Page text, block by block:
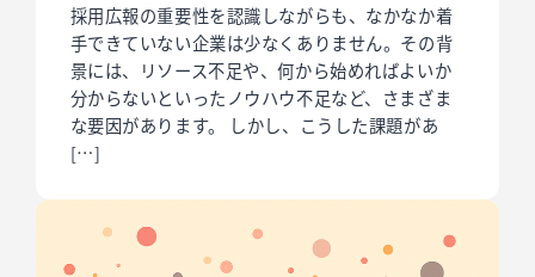
採用広報の重要性を認識しながらも、なかなか着
手できていない企業は少なくありません。その背
景には、リソース不足や、何から始めればよいか
分からないといったノウハウ不足など、さまざま
な要因があります。 しかし、こうした課題があ
[…]